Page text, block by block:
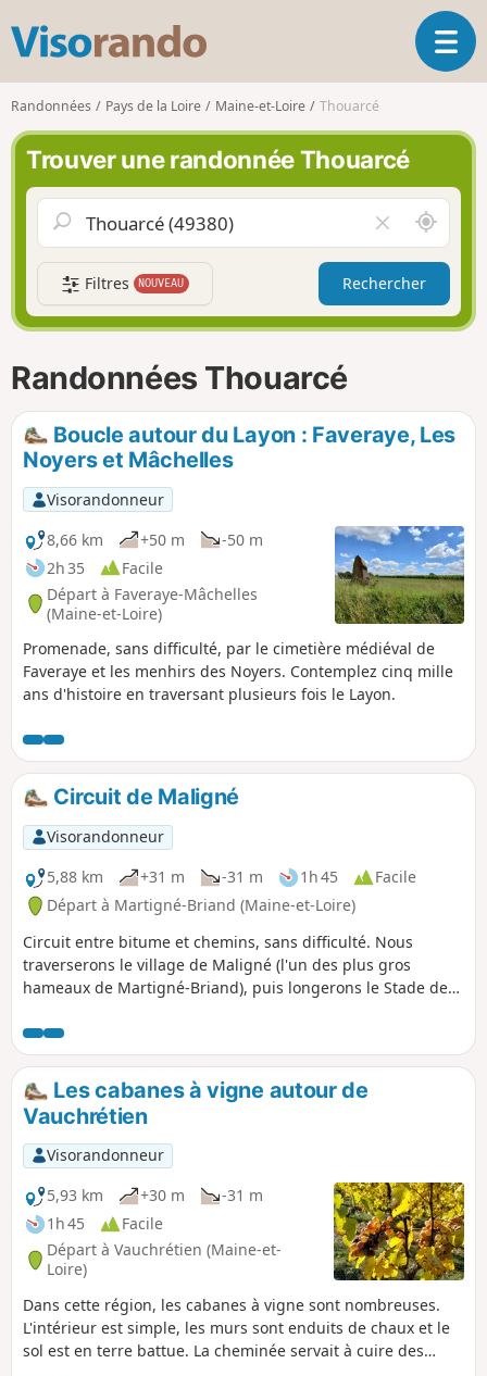
s
o
r
n
d
o
O
u
l
a
i
g
o
n
Randonnées Pays de la Loire Maine-et-Loire Thouarcé
Trouver une randonnée Thouarcé
i
d
e
r
l
a
m
A
u
t
u
r
o
i
Filtres NOUVEAU Rechercher
Randonnées Thouarcé
Boucle autour du Layon : Faveraye, Les
Noyers et Mâchelles
Visorandonneur
8,66 km
+50 m
-50 m
2h 35
Facile
Départ à Faveraye-Mâchelles
(Maine-et-Loire)
Promenade, sans difficulté, par le cimetière médiéval de
Faveraye et les menhirs des Noyers. Contemplez cinq mille
ans d'histoire en traversant plusieurs fois le Layon.
Circuit de Maligné
Visorandonneur
5,88 km
+31 m -31 m 1h 45
Facile
Départ à Martigné-Briand (Maine-et-Loire)
Circuit entre bitume et chemins, sans difficulté. Nous
traverserons le village de Maligné (l'un des plus gros
hameaux de Martigné-Briand), puis longerons le Stade de
Martigné et son château.
Les cabanes à vigne autour de
Vauchrétien
Visorandonneur
5,93 km
+30 m
-31 m
1h 45
Facile
Départ à Vauchrétien (Maine-et-
Loire)
Dans cette région, les cabanes à vigne sont nombreuses.
L'intérieur est simple, les murs sont enduits de chaux et le
sol est en terre battue. La cheminée servait à cuire des